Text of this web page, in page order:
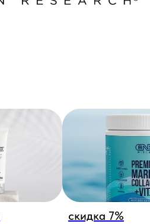
скидка 7%